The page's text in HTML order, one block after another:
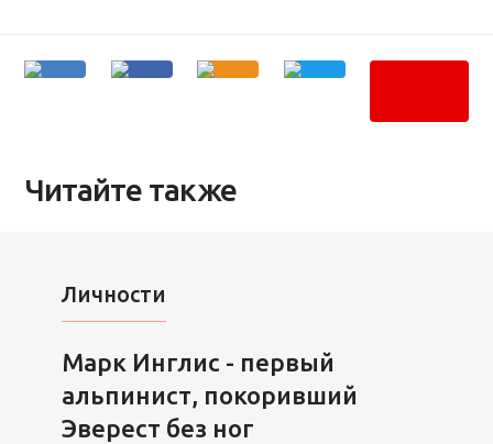
Читайте также
Личности
Марк Инглис - первый
альпинист, покоривший
Эверест без ног